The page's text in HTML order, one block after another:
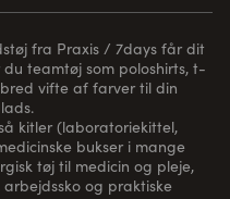
fra Praxis / 7days får dit
teamtøj som poloshirts, t-
vifte af farver til din
kitler (laboratoriekittel,
bukser i mange
tøj til medicin og pleje,
og praktiske